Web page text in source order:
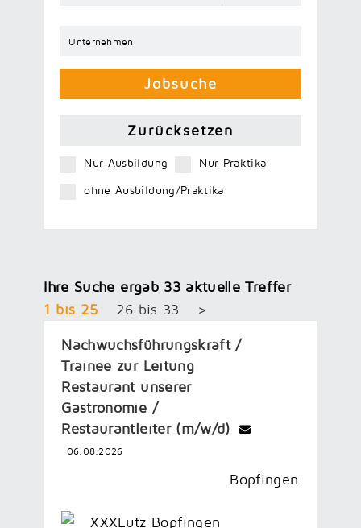
Nur Ausbildung
Nur Praktika
ohne Ausbildung/Praktika
Ihre Suche ergab 33 aktuelle Treffer
1 bis 25
26 bis 33 >
Nachwuchsführungskraft /
Trainee zur Leitung
Restaurant unserer
Gastronomie /
Restaurantleiter (m/w/d)
06.08.2026
Bopfingen
XXXLutz Bopfingen